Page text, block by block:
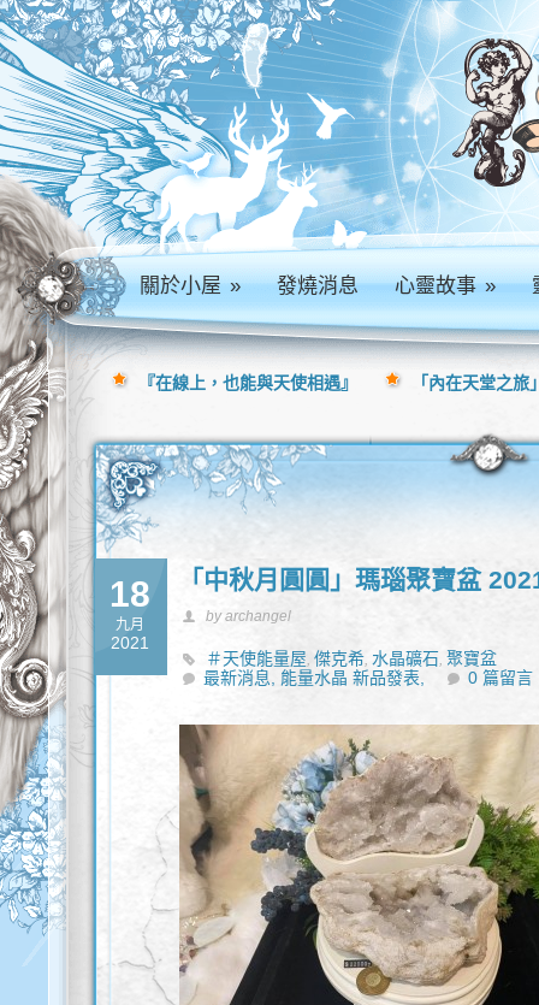
關於小屋» 發燒消息 心靈故事»
18
九月
2021
「中秋月圓圓」瑪瑙聚寶盆
by archangel
＃天使能量屋,傑克希,水晶礦石,聚寶盆
最新消息, 能量水晶 新品發表, 0 篇留言
『在線上，也能與天使相遇』 「內在天堂之